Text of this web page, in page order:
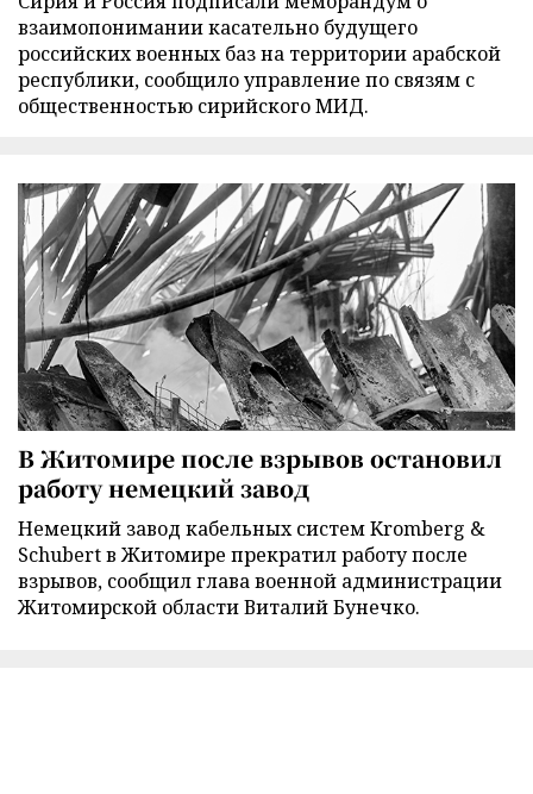
взаимопонимании касательно будущего
российских военных баз на территории арабской
республики, сообщило управление по связям с
общественностью сирийского МИД.
В Житомире после взрывов остановил
работу немецкий завод
Немецкий завод кабельных систем Kromberg &
Schubert в Житомире прекратил работу после
взрывов, сообщил глава военной администрации
Житомирской области Виталий Бунечко.